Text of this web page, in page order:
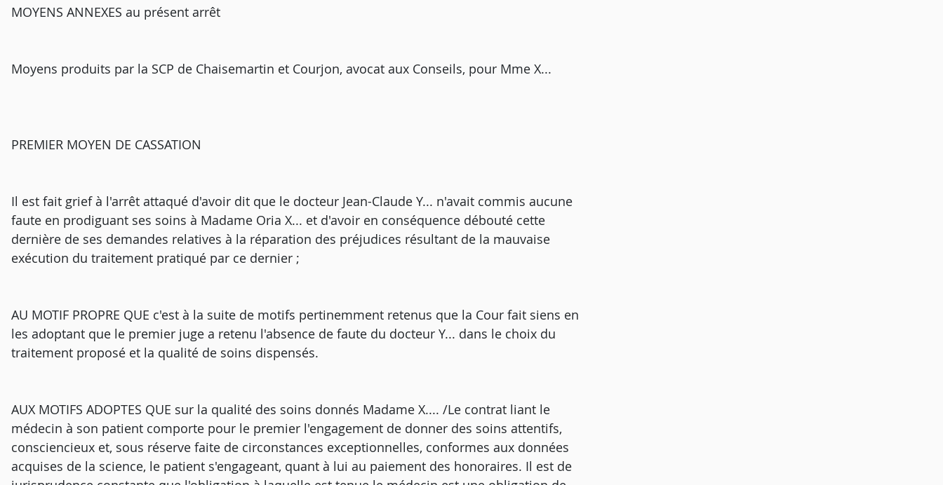
MOYENS ANNEXES au présent arrêt
Moyens produits par la SCP de Chaisemartin et Courjon, avocat aux Conseils, pour Mme X...
PREMIER MOYEN DE CASSATION
Il est fait grief à l'arrêt attaqué d'avoir dit que le docteur Jean-Claude Y... n'avait commis aucune
faute en prodiguant ses soins à Madame Oria X... et d'avoir en conséquence débouté cette
dernière de ses demandes relatives à la réparation des préjudices résultant de la mauvaise
exécution du traitement pratiqué par ce dernier ;
AU MOTIF PROPRE QUE c'est à la suite de motifs pertinemment retenus que la Cour fait siens en
les adoptant que le premier juge a retenu l'absence de faute du docteur Y... dans le choix du
traitement proposé et la qualité de soins dispensés.
AUX MOTIFS ADOPTES QUE sur la qualité des soins donnés Madame X.... /Le contrat liant le
médecin à son patient comporte pour le premier l'engagement de donner des soins attentifs,
consciencieux et, sous réserve faite de circonstances exceptionnelles, conformes aux données
acquises de la science, le patient s'engageant, quant à lui au paiement des honoraires. Il est de